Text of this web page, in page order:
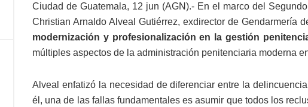
Ciudad de Guatemala, 12 jun (AGN).- En el marco del
Christian Arnaldo Alveal Gutiérrez, exdirector de Gendarmería
modernización y profesionalización en la gestión
múltiples aspectos de la administración penitenciaria moderna
Alveal enfatizó la necesidad de diferenciar entre la
él, una de las fallas fundamentales es asumir que todos los